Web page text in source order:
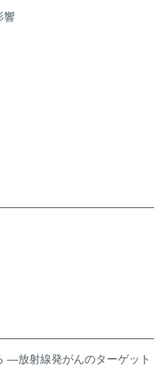
響
―放射線発がんのターゲット